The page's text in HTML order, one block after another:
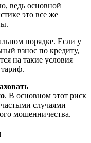
ведь основной
это все же
порядке. Если у
взнос по кредиту,
на такие условия
тариф.
. В основном этот риск
случаями
мошенничества.